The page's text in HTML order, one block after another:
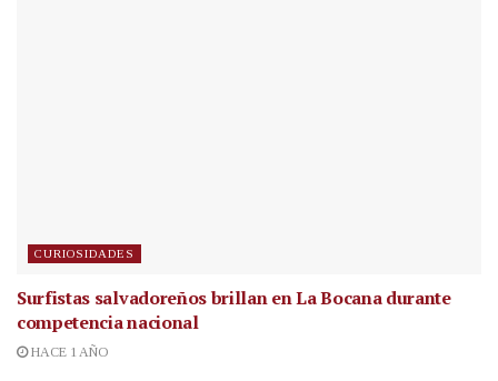
CURIOSIDADES
Surfistas salvadoreños brillan en La Bocana durante
competencia nacional
HACE 1 AÑO